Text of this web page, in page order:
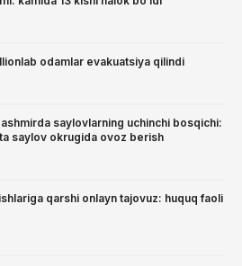
odamlar evakuatsiya qilindi
saylovlarning uchinchi bosqichi:
saylov okrugida ovoz berish
qarshi onlayn tajovuz: huquq faoli